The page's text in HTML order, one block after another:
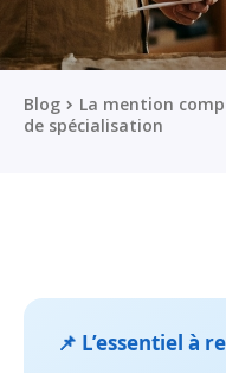
Blog
La mention
de spécialisation
📌 L’essentiel à